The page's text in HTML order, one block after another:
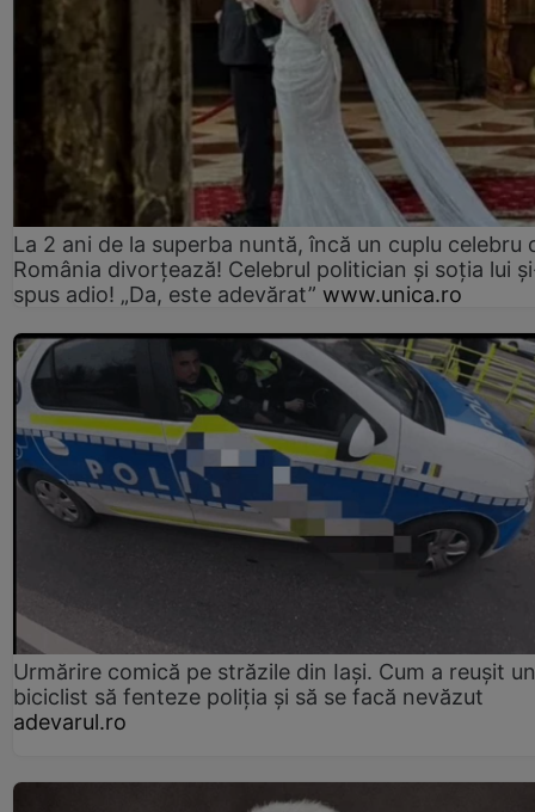
La 2 ani de la superba nuntă, încă un cuplu celebru
România divorțează! Celebrul politician și soția lui
spus adio! „Da, este adevărat” www.unica.ro
Urmărire comică pe străzile din Iași. Cum a reușit un
biciclist să fenteze poliția și să se facă nevăzut
adevarul.ro